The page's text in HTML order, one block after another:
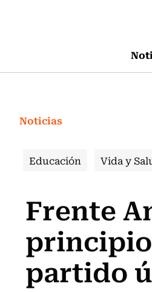
Noticias
Educación Vida y
Frente
partido